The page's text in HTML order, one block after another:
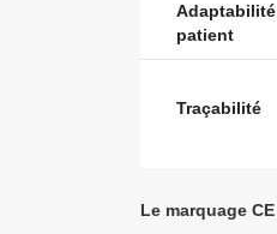
Adaptabilité
patient
Traçabilité
Le marquage